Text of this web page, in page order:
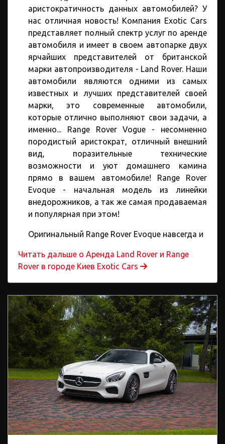
аристократичность данных автомобилей? У
нас отличная новость! Компания Exotic Cars
представляет полный спектр услуг по аренде
автомобиля и имеет в своем автопарке двух
ярчайших представителей от британской
марки автопроизводителя - Land Rover. Наши
автомобили являются одними из самых
известных и лучших представителей своей
марки, это современные автомобили,
которые отлично выполняют свои задачи, а
именно... Range Rover Vogue - несомненно
породистый аристократ, отличный внешний
вид, поразительные технические
возможности и уют домашнего камина
прямо в вашем автомобиле! Range Rover
Evoque - начальная модель из линейки
внедорожников, а так же самая продаваемая
и популярная при этом!
Оригинальный Range Rover Evoque навсегда и
Читать дальше o Аренда Land Rover и Range
Rover в городе Киев Exotic Cars